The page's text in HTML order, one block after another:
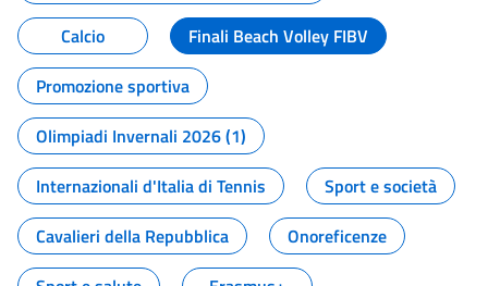
Calcio
Finali Beach Volley FIBV
Promozione sportiva
Olimpiadi Invernali 2026 (1)
Internazionali d'Italia di Tennis
Sport e società
Cavalieri della Repubblica
Onoreficenze